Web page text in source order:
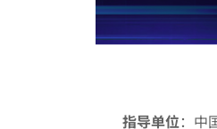
指导单位 ：中